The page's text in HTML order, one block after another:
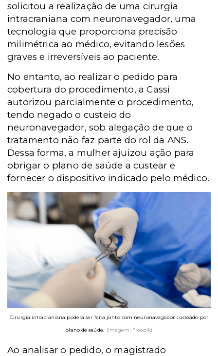
solicitou a realização de uma cirurgia
intracraniana com neuronavegador, uma
tecnologia que proporciona precisão
milimétrica ao médico, evitando lesões
graves e irreversíveis ao paciente.
No entanto, ao realizar o pedido para
cobertura do procedimento, a Cassi
autorizou parcialmente o procedimento,
tendo negado o custeio do
neuronavegador, sob alegação de que o
tratamento não faz parte do rol da ANS.
Dessa forma, a mulher ajuizou ação para
obrigar o plano de saúde a custear e
fornecer o dispositivo indicado pelo médico.
Cirurgia intracraniana poderá ser feita junto com neuronavegador custeado por
plano de saúde.
(Imagem: Freepik)
Ao analisar o pedido, o magistrado